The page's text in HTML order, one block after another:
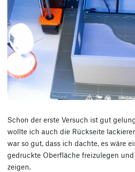
Schon der erste Versuch ist gut
wollte ich auch die Rückseite
war so gut, dass ich dachte, es wäre
gedruckte Oberfläche freizulegen
zeigen.